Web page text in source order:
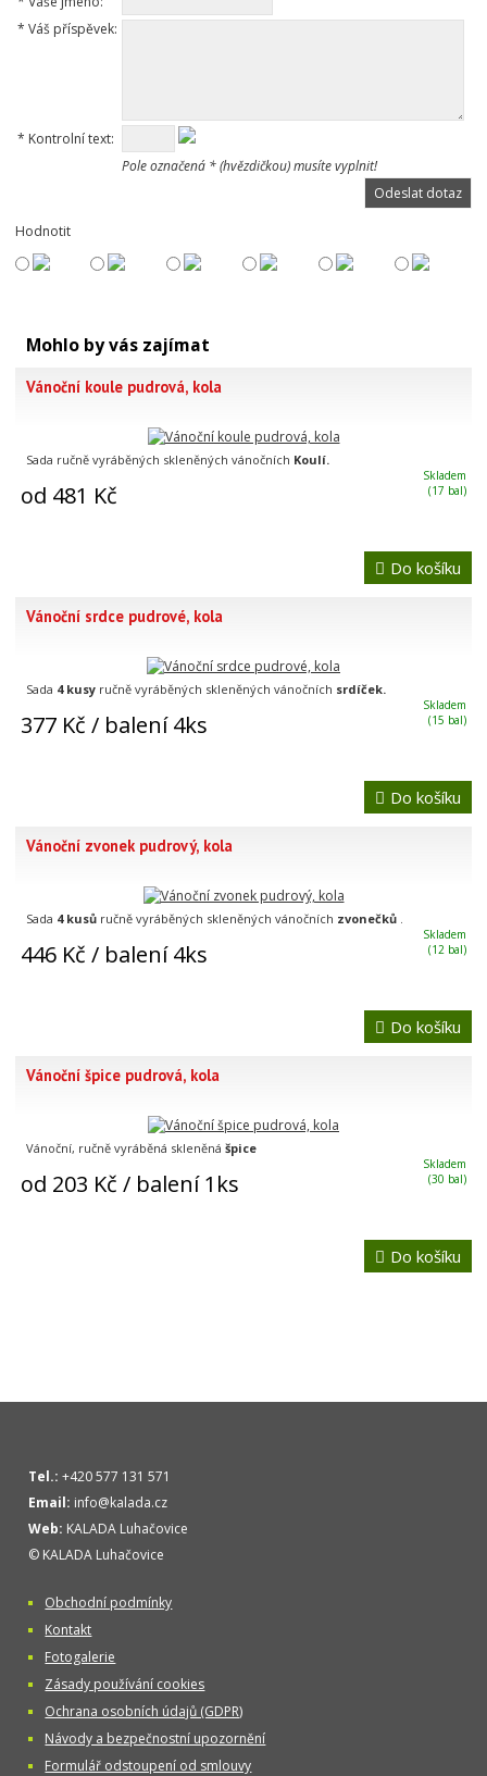
* Váš příspěvek:
* Kontrolní text:
Pole označená * (hvězdičkou) musíte vyplnit!
Hodnotit
Mohlo by vás zajímat
Vánoční koule pudrová, kola
Sada ručně vyráběných skleněných vánočních Koulí.
od 481 Kč
Skladem
(17 bal)
Do košíku
Vánoční srdce pudrové, kola
Sada 4 kusy ručně vyráběných skleněných vánočních srdíček.
377 Kč / balení 4ks
Skladem
(15 bal)
Do košíku
Vánoční zvonek pudrový, kola
Sada 4 kusů ručně vyráběných skleněných vánočních zvonečků .
446 Kč / balení 4ks
Skladem
(12 bal)
Do košíku
Vánoční špice pudrová, kola
Vánoční, ručně vyráběná skleněnášpice
od 203 Kč / balení 1ks
Skladem
(30 bal)
Do košíku
Tel.: +420 577 131 571
Email: info@kalada.cz
Web: KALADA Luhačovice
© KALADA Luhačovice
Obchodní podmínky
Kontakt
Fotogalerie
Zásady používání cookies
Ochrana osobních údajů (GDPR)
Návody a bezpečnostní upozornění
Formulář odstoupení od smlouvy